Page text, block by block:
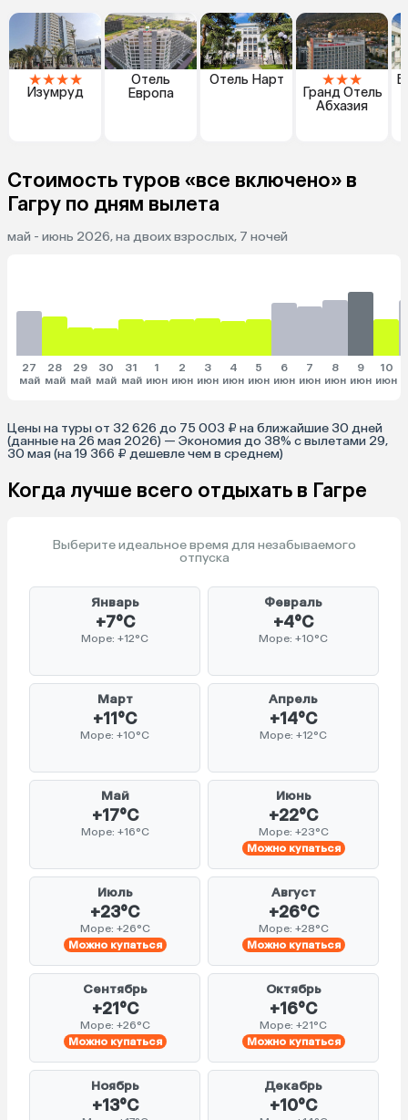
★★★★
Изумруд
Отель
Европа
Отель Нарт ★★★
Гранд Отель
Абхазия
Стоимость туров «все включено» в
Гагру по дням вылета
май - июнь 2026, на двоих взрослых, 7 ночей
27
май
28
май
29
май
30
май
31
май
1
июн
2
июн
3
июн
4
июн
5
июн
6
июн
7
июн
8
июн
9
июн
10
июн
Цены на туры от 32 626 до 75 003 ₽ на ближайшие 30 дней
(данные на 26 мая 2026) — Экономия до 38% с вылетами 29,
30 мая (на 19 366 ₽ дешевле чем в среднем)
Когда лучше всего отдыхать в Гагре
Выберите идеальное время для незабываемого
отпуска
Январь
+7°C
Море: +12°C
Февраль
+4°C
Море: +10°C
Март
+11°C
Море: +10°C
Апрель
+14°C
Море: +12°C
Май
+17°C
Море: +16°C
Июнь
+22°C
Море: +23°C
Можно купаться
Июль
+23°C
Море: +26°C
Можно купаться
Август
+26°C
Море: +28°C
Можно купаться
Сентябрь
+21°C
Море: +26°C
Можно купаться
Октябрь
+16°C
Море: +21°C
Можно купаться
Ноябрь
+13°C
Декабрь
+10°C